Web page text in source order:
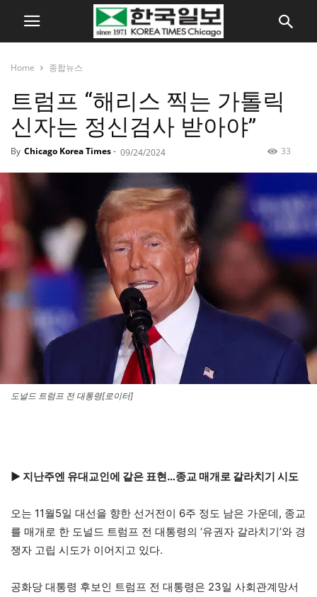
Home 종합뉴스
트럼프 “해리스 찍는 가톨릭
신자는 정신검사 받아야”
By Chicago Korea Times- 09/24/2024 33
도널드 트럼프 전 대통령[로이터]
▶ 지난주엔 유대교인에 같은 표현…종교 매개로 갈라치기 시도
오는 11월5일 대선을 향한 선거전이 6주 정도 남은 가운데, 종교
를 매개로 한 도널드 트럼프 전 대통령의 ‘유권자 갈라치기’와 경
쟁자 고립 시도가 이어지고 있다.
공화당 대통령 후보인 트럼프 전 대통령은 23일 사회관계망서